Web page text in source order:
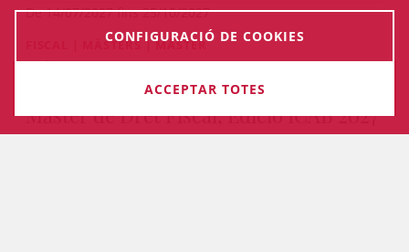
INSCRIU-TE
De 14/07/2027 fins 25/10/2027
FISCAL | MÀSTERS | MÀSTER
FISCALITAT DELS NO RESIDENTS del
Màster de Dret Fiscal, Edició ICAB 2027
CONFIGURACIÓ DE COOKIES
ACCEPTAR TOTES